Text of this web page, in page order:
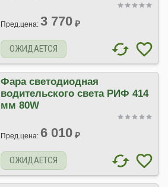
Пред.цена: 3 770 ₽
ОЖИДАЕТСЯ
Фара светодиодная
водительского света РИФ 414
мм 80W
Пред.цена: 6 010 ₽
ОЖИДАЕТСЯ